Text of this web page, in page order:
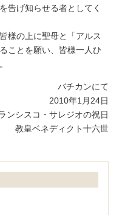
告げ知らせる者としてく
様の上に聖母と「アルス
ことを願い、皆様一人ひ
バチカンにて
2010年1月24日
ンシスコ・サレジオの祝日
教皇ベネディクト十六世